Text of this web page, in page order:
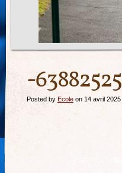
-
Posted by Ecole on 14 avril 2025